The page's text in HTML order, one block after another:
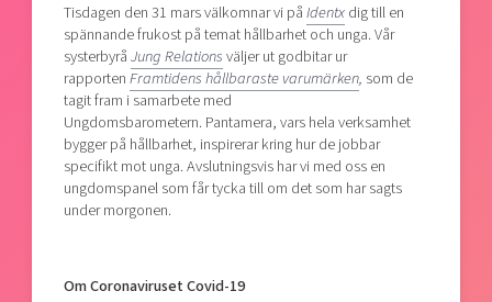
Tisdagen den 31 mars välkomnar vi påIdentxdig till en
spännande frukost på temat hållbarhet och unga. Vår
systerbyråJung Relationsväljer ut godbitar ur
rapportenFramtidens hållbaraste varumärken, som de
tagit fram i samarbete med
Ungdomsbarometern. Pantamera, vars hela verksamhet
bygger på hållbarhet, inspirerar kring hur de jobbar
specifikt mot unga. Avslutningsvis har vi med oss en
ungdomspanel som får tycka till om det som har sagts
under morgonen.
Om Coronaviruset Covid-19